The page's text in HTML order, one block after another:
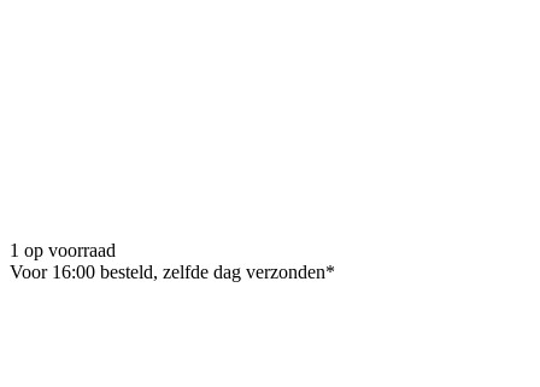
1 op voorraad
Voor 16:00 besteld, zelfde dag verzonden*